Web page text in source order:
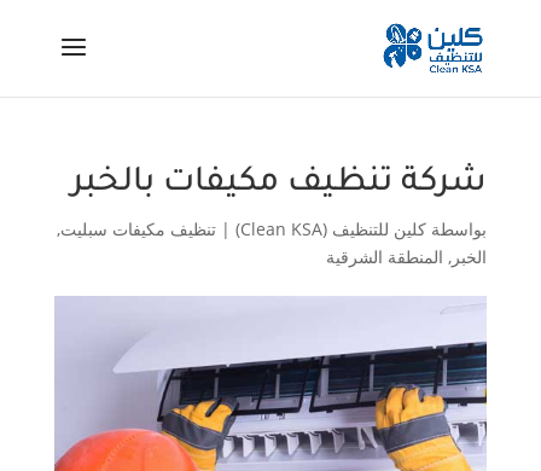
شركة تنظيف مكيفات بالخبر
بواسطة كلين للتنظيف (Clean KSA) | تنظيف مكيفات سبليت,
الخبر , المنطقة الشرقية